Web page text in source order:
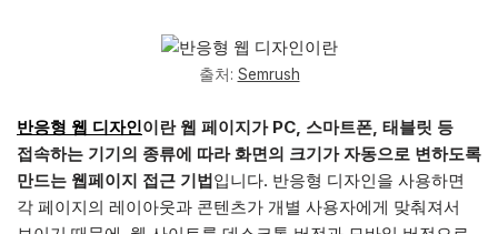
출처: Semrush
반응형 웹 디자인이란 웹 페이지가 PC, 스마트폰, 태블릿 등
접속하는 기기의 종류에 따라 화면의 크기가 자동으로 변하도록
만드는 웹페이지 접근 기법입니다. 반응형 디자인을 사용하면
각 페이지의 레이아웃과 콘텐츠가 개별 사용자에게 맞춰져서